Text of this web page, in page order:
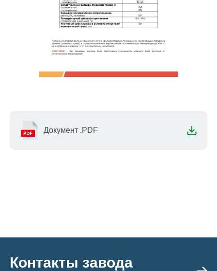
Документ .PDF
Контакты завода